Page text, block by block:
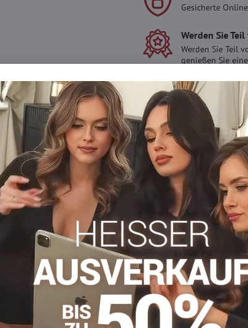
Gesicherte
Werden Sie
Werden Sie Teil
genießen Sie
Der Vorteil wird
Warenkorb
Möchten Sie
haben?
Zögern Sie nicht, uns
Beschreibung Bewertungen
– Emmy C04 von Marilyn ist eine Kombination aus
die Illusion von Blumen, die sich um die Beine